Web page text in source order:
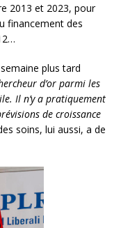
2013 et 2023, pour
financement des
plus tard
d’or parmi les
Il n’y a pratiquement
de croissance
soins, lui aussi, a de